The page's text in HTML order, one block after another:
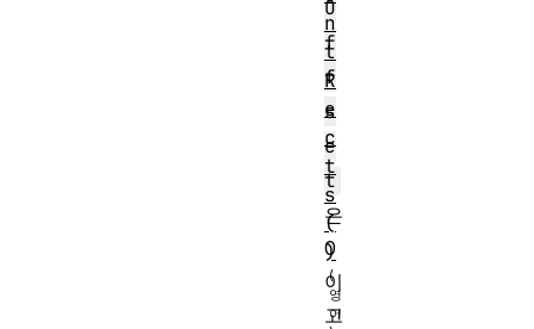
O
f
f
s
e
t
은
0
이
고
n
t
R
e
c
t
s
(
)